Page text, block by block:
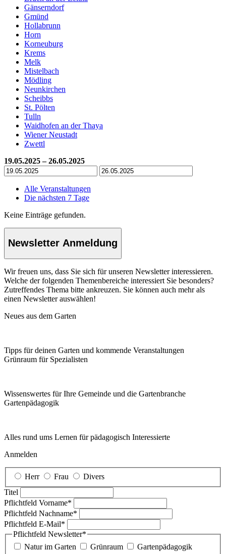
Gänserndorf
Gmünd
Hollabrunn
Horn
Korneuburg
Krems
Melk
Mistelbach
Mödling
Neunkirchen
Scheibbs
St. Pölten
Tulln
Waidhofen an der Thaya
Wiener Neustadt
Zwettl
19.05.2025 – 26.05.2025
Alle Veranstaltungen
Die nächsten 7 Tage
Keine Einträge gefunden.
Newsletter Anmeldung
Wir freuen uns, dass Sie sich für unseren Newsletter interessieren.
Welche der folgenden Themenbereiche interessiert Sie besonders?
Zutreffendes Thema bitte ankreuzen. Sie können auch mehr als
einen Newsletter auswählen!
Neues aus dem Garten
Tipps für deinen Garten und kommende Veranstaltungen
Grünraum für Spezialisten
Wissenswertes für Ihre Gemeinde und die Gartenbranche
Garten­pädagogik
Alles rund ums Lernen für pädagogisch Interessierte
Anmelden
Herr Frau
Divers
Titel
Pflichtfeld Vorname*
Pflichtfeld Nachname*
Pflichtfeld E-Mail*
Pflichtfeld Newsletter*
Natur im Garten
Grünraum
Gartenpädagogik